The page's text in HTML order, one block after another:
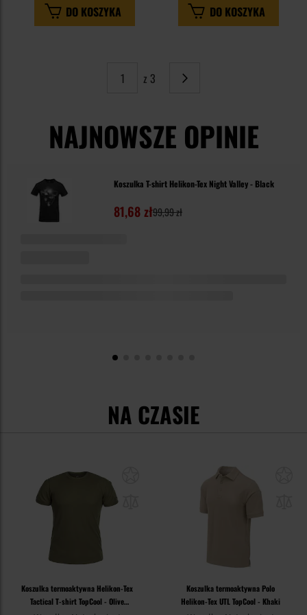
DO KOSZYKA DO KOSZYKA
z 3
Strona
Następne
NAJNOWSZE OPINIE
Koszulka T-shirt Helikon-Tex Night Valley - Black
81,68 zł99,99 zł
NA CZASIE
Koszulka termoaktywna Helikon-Tex
Tactical T-shirt TopCool - Olive
Koszulka termoaktywna Polo
Helikon-Tex UTL TopCool - Khaki